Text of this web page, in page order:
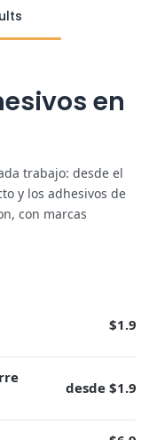
en
trabajo: desde el
y los adhesivos de
con marcas
$1.99
desde $1.99